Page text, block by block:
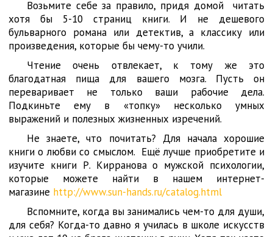
Возьмите себе за правило, придя домой читать
хотя бы 5-10 страниц книги. И не дешевого
бульварного романа или детектив, а классику или
произведения, которые бы чему-то учили.
Чтение очень отвлекает, к тому же это
благодатная пища для вашего мозга. Пусть он
переваривает не только ваши рабочие дела.
Подкиньте ему в «топку» несколько умных
выражений и полезных жизненных изречений.
Не знаете, что почитать? Для начала хорошие
книги о любви со смыслом. Ещё лучше приобретите и
изучите книги Р. Кирранова о мужской психологии,
которые можете найти в нашем интернет-
магазине http://www.sun-hands.ru/catalog.html
Вспомните, когда вы занимались чем-то для души,
для себя? Когда-то давно я училась в школе искусств